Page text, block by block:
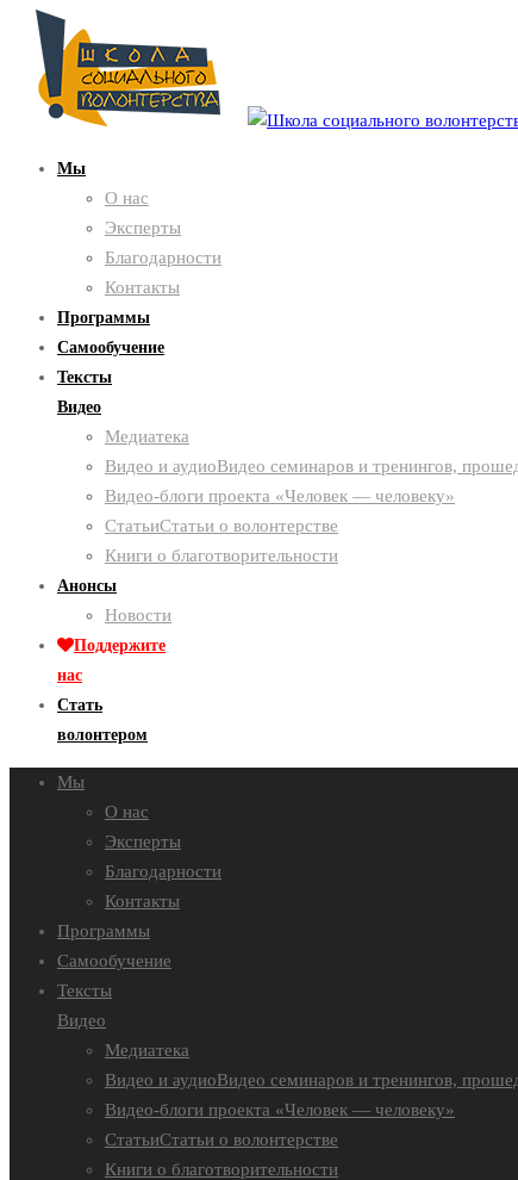
Мы
О нас
Эксперты
Благодарности
Контакты
Программы
Самообучение
Тексты
Видео
Медиатека
Видео и аудиоВидео семинаров и тренингов,
Видео-блоги проекта «Человек — человеку»
СтатьиСтатьи о волонтерстве
Книги о благотворительности
Анонсы
Новости
Поддержите
нас
Стать
волонтером
Мы
О нас
Эксперты
Благодарности
Контакты
Программы
Самообучение
Тексты
Видео
Медиатека
Видео и аудиоВидео семинаров и тренингов,
Видео-блоги проекта «Человек — человеку»
СтатьиСтатьи о волонтерстве
Книги о благотворительности